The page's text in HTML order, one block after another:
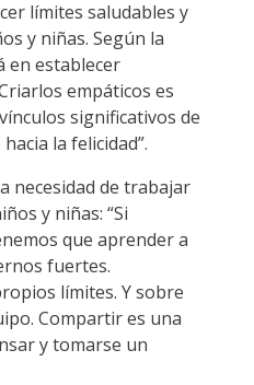
límites saludables y
y niñas. Según la
en establecer
empáticos es
significativos de
la felicidad”.
necesidad de trabajar
y niñas: “Si
que aprender a
fuertes.
límites. Y sobre
Compartir es una
y tomarse un